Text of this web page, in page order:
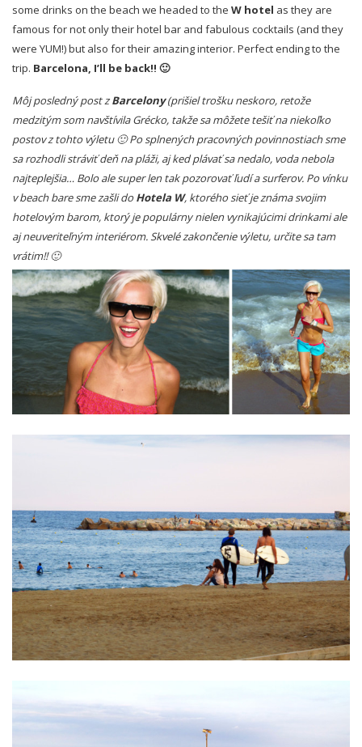
some drinks on the beach we headed to the W hotel as they are
famous for not only their hotel bar and fabulous cocktails (and they
were YUM!) but also for their amazing interior. Perfect ending to the
trip. Barcelona, I’ll be back!! 🙂
Môj posledný post zBarcelony(prišiel trošku neskoro, retože
medzitým som navštívila Grécko, takže sa môžete tešiť na niekoľko
postov z tohto výletu 🙂 Po splnených pracovných povinnostiach sme
sa rozhodli stráviť deň na pláži, aj ked plávať sa nedalo, voda nebola
najteplejšia… Bolo ale super len tak pozorovať ľudí a surferov. Po vínku
v beach bare sme zašli do Hotela W, ktorého sieť je známa svojim
hotelovým barom, ktorý je populárny nielen vynikajúcimi drinkami ale
aj neuveriteľným interiérom. Skvelé zakončenie výletu, určite sa tam
vrátim!! 🙂